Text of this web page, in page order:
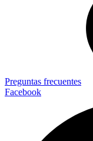
Preguntas frecuentes
Facebook